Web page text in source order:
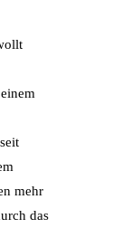
mehr
das